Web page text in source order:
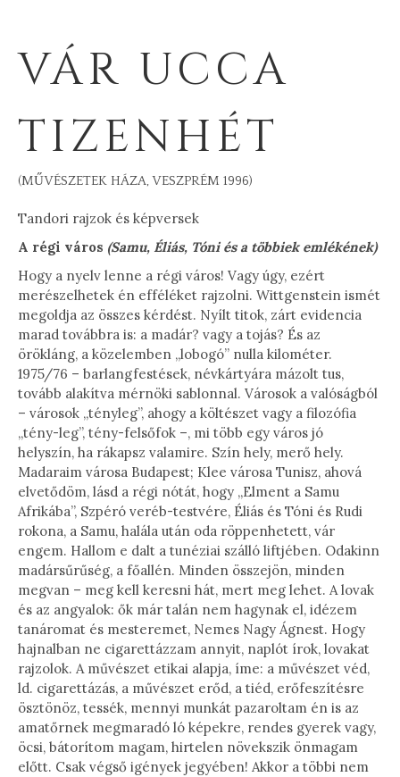
VÁR UCCA
TIZENHÉT
(MŰVÉSZETEK HÁZA, VESZPRÉM 1996)
Tandori rajzok és képversek
A régi város (Samu, Éliás, Tóni és a többiek emlékének)
Hogy a nyelv lenne a régi város! Vagy úgy, ezért
merészelhetek én efféléket rajzolni. Wittgenstein ismét
megoldja az összes kérdést. Nyílt titok, zárt evidencia
marad továbbra is: a madár? vagy a tojás? És az
örökláng, a közelemben „lobogó” nulla kilométer.
1975/76 – barlangfestések, névkártyára mázolt tus,
tovább alakítva mérnöki sablonnal. Városok a valóságból
– városok „tényleg”, ahogy a költészet vagy a filozófia
„tény-leg”, tény-felsőfok –, mi több egy város jó
helyszín, ha rákapsz valamire. Szín hely, merő hely.
Madaraim városa Budapest; Klee városa Tunisz, ahová
elvetődöm, lásd a régi nótát, hogy „Elment a Samu
Afrikába”, Szpéró veréb-testvére, Éliás és Tóni és Rudi
rokona, a Samu, halála után oda röppenhetett, vár
engem. Hallom e dalt a tunéziai szálló liftjében. Odakinn
madársűrűség, a főallén. Minden összejön, minden
megvan – meg kell keresni hát, mert meg lehet. A lovak
és az angyalok: ők már talán nem hagynak el, idézem
tanáromat és mesteremet, Nemes Nagy Ágnest. Hogy
hajnalban ne cigarettázzam annyit, naplót írok, lovakat
rajzolok. A művészet etikai alapja, íme: a művészet véd,
ld. cigarettázás, a művészet erőd, a tiéd, erőfeszítésre
ösztönöz, tessék, mennyi munkát pazaroltam én is az
amatőrnek megmaradó ló képekre, rendes gyerek vagy,
öcsi, bátorítom magam, hirtelen növekszik önmagam
előtt. Csak végső igények jegyében! Akkor a többi nem